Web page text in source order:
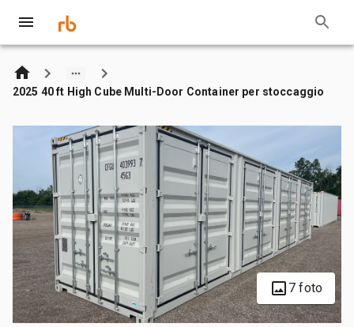
2025 40 ft High Cube Multi-Door Container per stoccaggio
7 foto